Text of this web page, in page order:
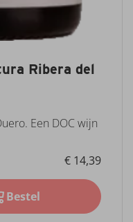
Ribera del
Een DOC wijn
€ 14,39
Bestel